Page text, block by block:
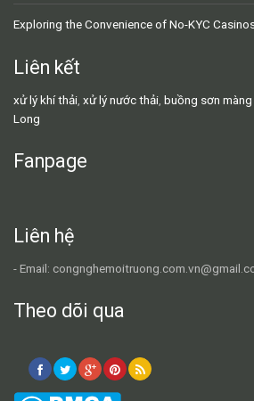
Exploring the Convenience of No-KYC
Liên kết
xử lý khí thải xử lý nước thải buồng sơn
Long
Fanpage
Liên hệ
- Email:
Theo dõi qua